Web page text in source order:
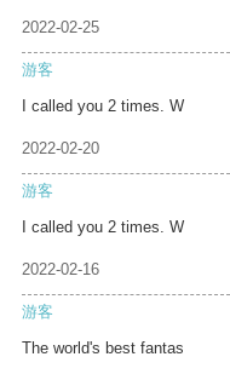
2022-02-25
游客
I called you 2 times. W
2022-02-20
游客
I called you 2 times. W
2022-02-16
游客
The world's best fantas